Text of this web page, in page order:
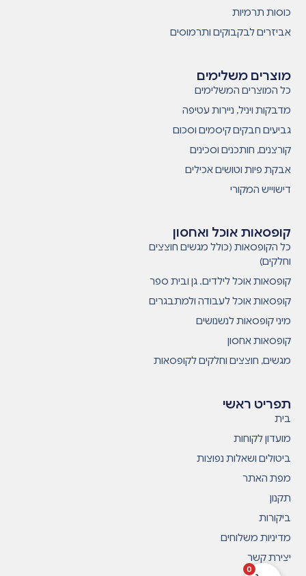
תפריט ראשי
בית
מועדון לקוחות
ביטולים ושאלות נפוצות
מפת האתר
תקנון
ביקורות
מדיניות משלוחים
יצירת קשר
קופסאות אוכל ואחסון
כל הקופסאות (כולל מגשים חוצצים
וחלקים)
קופסאות אוכל לילדים. גן ובית ספר
קופסאות אוכל לעבודה ולמתבגרים
מיני קופסאות לנשנושים
קופסאות אחסון
מגשים, חוצצים וחלקים לקופסאות
מוצרים משלימים
כל המוצרים המשלימים
מדבקות ויניל, ניירות עטיפה
גביעים חבקים קיסמים וסכום
קורצנים, חותכנים וסכינים
אבקת פיות וטושים אכילים
דישוייש המקורי
כוסות תרמיות
אביזרים לבקבוקים ותרמוסים
0